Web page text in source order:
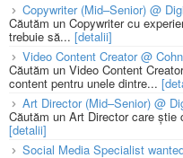
Copywriter (Mid–Senior) @
Căutăm un Copywriter cu
trebuie să... [detalii]
Video Content Creator @
Căutăm un Video Content
content pentru unele dintre...
Art Director (Mid–Senior) @
Căutăm un Art Director care știe
[detalii]
Social Media Specialist